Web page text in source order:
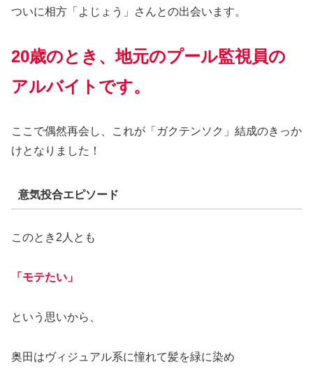
ついに相方「よじょう」さんとの出会います。
20歳のとき、地元のプール監視員の
アルバイトです。
ここで偶然再会し、これが「ガクテンソク」結成のきっか
けとなりました！
意気投合エピソード
このとき2人とも
「モテたい」
という思いから、
奥田はヴィジュアル系に憧れて髪を緑に染め